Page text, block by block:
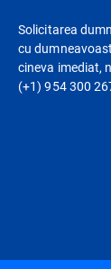
Solicitarea
cu
cineva imediat,
(+1) 954 300